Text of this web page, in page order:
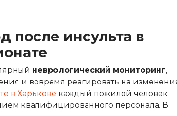
после инсульта в
неврологический мониторинг,
и вовремя реагировать на
в Харькове каждый пожилой человек
квалифицированного персонала. В